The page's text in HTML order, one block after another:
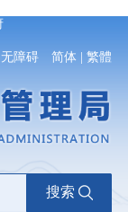
无障碍 简体 |繁體
搜索